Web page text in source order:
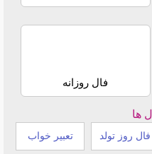
فال روزانه
ها
فال روز تولد تعبیر خواب